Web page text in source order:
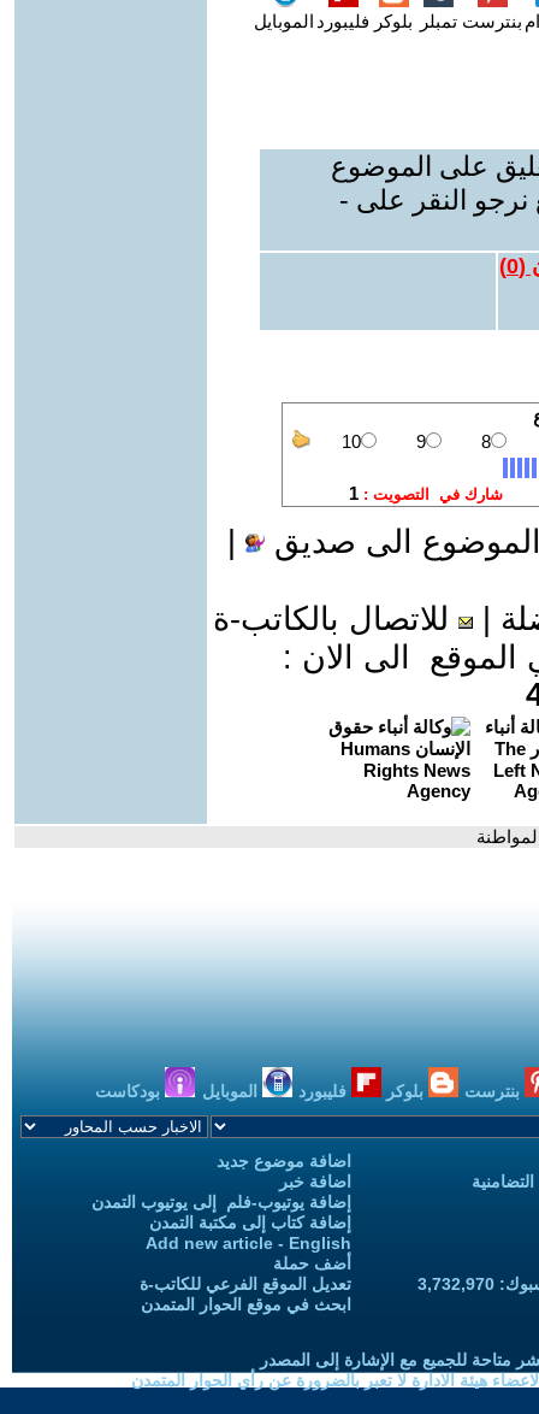
بنترست تمبلر بلوكر فليبورد الموبايل
على الموضوع
نرجو النقر على -
(
0
)
الى صديق
للاتصال بالكاتب-ة
الى الان :
بنترست بلوكر فليبورد الموبايل بودكاست
اضافة موضوع جديد
اضافة خبر
إضافة يوتيوب-فلم إلى يوتيوب التمدن
إضافة كتاب إلى مكتبة التمدن
Add new article - English
أضف حملة
تعديل الموقع الفرعي للكاتب-ة
ابحث في موقع الحوار المتمدن
متاحة للجميع مع الإشارة إلى المصدر
هيئة الادارة لا تعبر بالضرورة عن رأي الحوار المتمدن